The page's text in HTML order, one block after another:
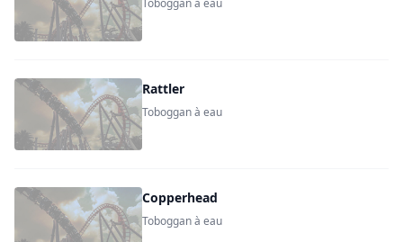
Toboggan à eau
Rattler
Toboggan à eau
Copperhead
Toboggan à eau